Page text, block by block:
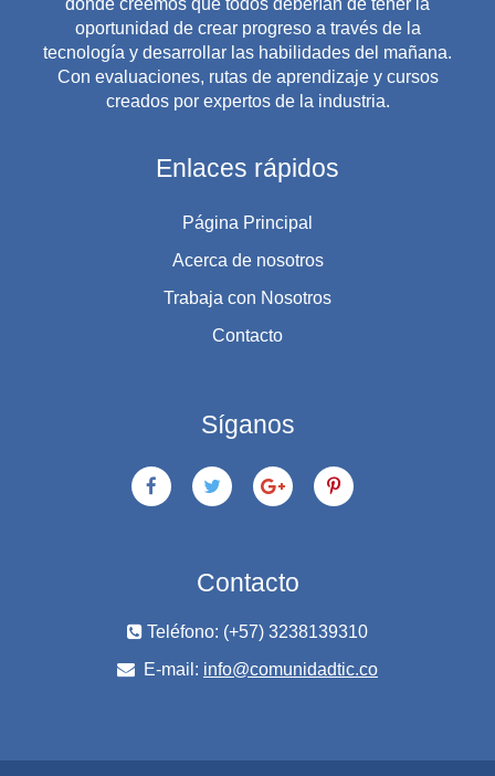
donde creemos que todos deberían de tener la
oportunidad de crear progreso a través de la
tecnología y desarrollar las habilidades del mañana.
Con evaluaciones, rutas de aprendizaje y cursos
creados por expertos de la industria.
Enlaces rápidos
Página Principal
Acerca de nosotros
Trabaja con Nosotros
Contacto
Síganos
Contacto
Teléfono: (+57) 3238139310
E-mail: info@comunidadtic.co